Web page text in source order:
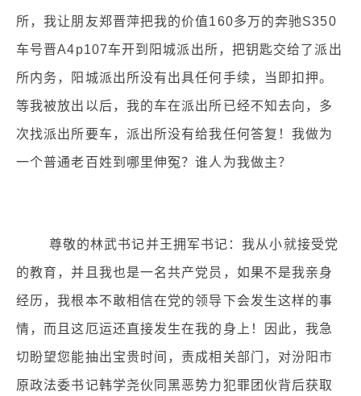
所，我让朋友郑晋萍把我的价值160多万的奔驰S350
车号晋A4p107车开到阳城派出所，把钥匙交给了派出
所内务，阳城派出所没有出具任何手续，当即扣押。
等我被放出以后，我的车在派出所已经不知去向，多
次找派出所要车，派出所没有给我任何答复！我做为
一个普通老百姓到哪里伸冤？谁人为我做主？
尊敬的林武书记并王拥军书记：我从小就接受党
的教育，并且我也是一名共产党员，如果不是我亲身
经历，我根本不敢相信在党的领导下会发生这样的事
情，而且这厄运还直接发生在我的身上！因此，我急
切盼望您能抽出宝贵时间，责成相关部门，对汾阳市
原政法委书记韩学尧伙同黑恶势力犯罪团伙背后获取